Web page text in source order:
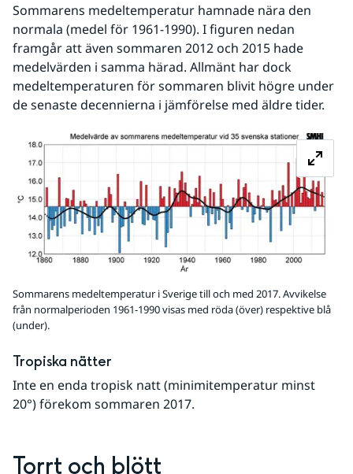
Sommarens medeltemperatur hamnade nära den
normala (medel för 1961-1990). I figuren nedan
framgår att även sommaren 2012 och 2015 hade
medelvärden i samma härad. Allmänt har dock
medeltemperaturen för sommaren blivit högre under
de senaste decennierna i jämförelse med äldre tider.
Sommarens medeltemperatur i Sverige till och med 2017. Avvikelse
från normalperioden 1961-1990 visas med röda (över) respektive blå
(under).
Tropiska nätter
Inte en enda tropisk natt (minimitemperatur minst
20°) förekom sommaren 2017.
Torrt och blött